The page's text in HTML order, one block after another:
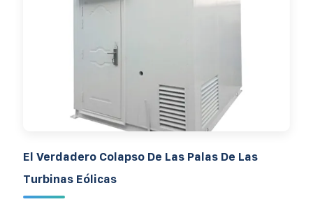
El Verdadero Colapso De Las Palas De Las
Turbinas Eólicas